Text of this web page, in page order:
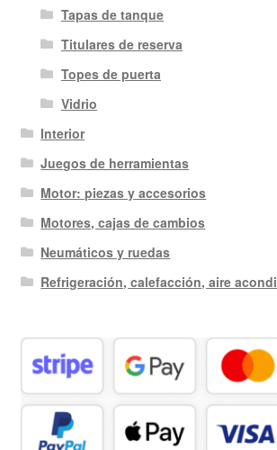
Tapas de tanque
Titulares de reserva
Topes de puerta
Vidrio
Interior
Juegos de herramientas
Motor: piezas y accesorios
Motores, cajas de cambios
Neumáticos y ruedas
Refrigeración, calefacción, aire